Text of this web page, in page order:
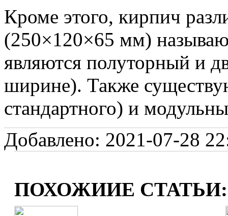
Кроме этого, кирпич
(250×120×65 мм)
являются полуторный и
ширине). Также
стандартного) и
Добавлено: 2021-07-28
ПОХОЖИИЕ СТАТЬИ: